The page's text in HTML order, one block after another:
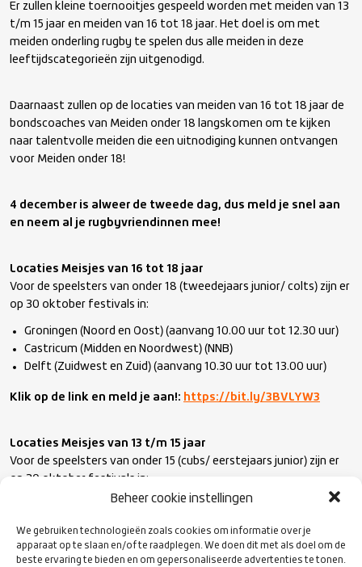
Beheer cookie instellingen
We gebruiken technologieën zoals cookies om informatie over je
apparaat op te slaan en/of te raadplegen. We doen dit met als doel om de
beste ervaring te bieden en om gepersonaliseerde advertenties te tonen.
Er zullen kleine toernooitjes gespeeld worden met meiden van 13
t/m 15 jaar en meiden van 16 tot 18 jaar. Het doel is om met
meiden onderling rugby te spelen dus alle meiden in deze
leeftijdscategorieën zijn uitgenodigd.
Daarnaast zullen op de locaties van meiden van 16 tot 18 jaar de
bondscoaches van Meiden onder 18 langskomen om te kijken
naar talentvolle meiden die een uitnodiging kunnen ontvangen
voor Meiden onder 18!
4 december is alweer de tweede dag, dus meld je snel aan
en neem al je rugbyvriendinnen mee!
Locaties Meisjes van 16 tot 18 jaar
Voor de speelsters van onder 18 (tweedejaars junior/ colts) zijn er
op 30 oktober festivals in:
Groningen (Noord en Oost) (aanvang 10.00 uur tot 12.30 uur)
Castricum (Midden en Noordwest) (NNB)
Delft (Zuidwest en Zuid) (aanvang 10.30 uur tot 13.00 uur)
Klik op de link en meld je aan!: https://bit.ly/3BVLYW3
Locaties Meisjes van 13 t/m 15 jaar
Voor de speelsters van onder 15 (cubs/ eerstejaars junior) zijn er
op 30 oktober festivals in:
Groningen (Noord) (aanvang 10.00 uur tot 12:30 uur)
Castricum (Noordwest) (NNB)
Delft (Zuidwest) (aanvang 10.30 uur tot 13:00 uur)
Valkenswaard (Zuid) (NNB)